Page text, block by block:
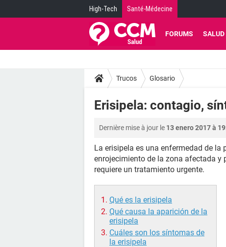
High-Tech Santé-Médecine
FORUMS SALUD
Trucos Glosario
Erisipela: contagio,
Dernière mise à jour le 13 enero 2017 à
La erisipela es una enfermedad de
enrojecimiento de la zona afectada y
requiere un tratamiento urgente.
Qué es la erisipela
Qué causa la aparición de la
erisipela
Cuáles son los síntomas de
la erisipela